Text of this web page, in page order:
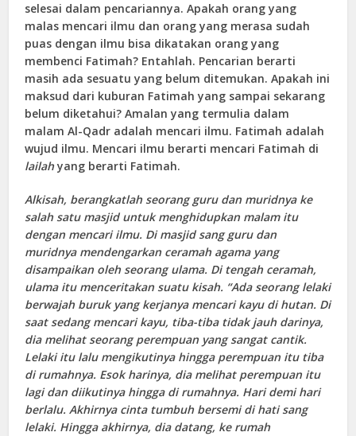
selesai dalam pencariannya. Apakah orang yang
malas mencari ilmu dan orang yang merasa sudah
puas dengan ilmu bisa dikatakan orang yang
membenci Fatimah? Entahlah. Pencarian berarti
masih ada sesuatu yang belum ditemukan. Apakah ini
maksud dari kuburan Fatimah yang sampai sekarang
belum diketahui? Amalan yang termulia dalam
malam Al-Qadr adalah mencari ilmu. Fatimah adalah
wujud ilmu. Mencari ilmu berarti mencari Fatimah di
lailah yang berarti Fatimah.
Alkisah, berangkatlah seorang guru dan muridnya ke
salah satu masjid untuk menghidupkan malam itu
dengan mencari ilmu. Di masjid sang guru dan
muridnya mendengarkan ceramah agama yang
disampaikan oleh seorang ulama. Di tengah ceramah,
ulama itu menceritakan suatu kisah. “Ada seorang lelaki
berwajah buruk yang kerjanya mencari kayu di hutan. Di
saat sedang mencari kayu, tiba-tiba tidak jauh darinya,
dia melihat seorang perempuan yang sangat cantik.
Lelaki itu lalu mengikutinya hingga perempuan itu tiba
di rumahnya. Esok harinya, dia melihat perempuan itu
lagi dan diikutinya hingga di rumahnya. Hari demi hari
berlalu. Akhirnya cinta tumbuh bersemi di hati sang
lelaki. Hingga akhirnya, dia datang, ke rumah